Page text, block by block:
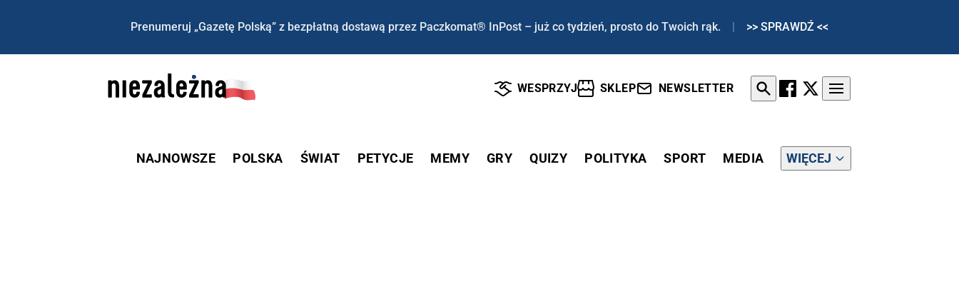
Prenumeruj „Gazetę Polską” z bezpłatną dostawą przez Paczkomat® InPost – już co tydzień, prosto do Twoich rąk. | >> SPRAWDŹ <<
WESPRZYJ SKLEP NEWSLETTER
NAJNOWSZE POLSKA ŚWIAT PETYCJE MEMY GRY QUIZY POLITYKA SPORT MEDIA WIĘCEJ